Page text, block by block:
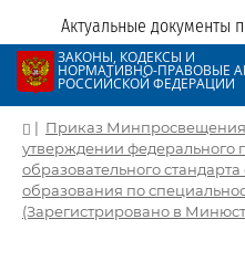
Актуальные документы
ЗАКОНЫ, КОДЕКСЫ И
НОРМАТИВНО-ПРАВОВЫЕ
РОССИЙСКОЙ ФЕДЕРАЦИИ
| Приказ Минпросвещения
утверждении федерального
образовательного
образования по
(Зарегистрировано в